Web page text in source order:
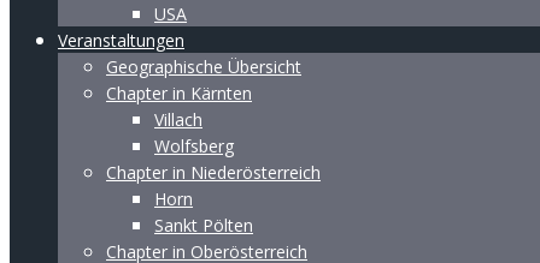
USA
Veranstaltungen
Geographische Übersicht
Chapter in Kärnten
Villach
Wolfsberg
Chapter in Niederösterreich
Horn
Sankt Pölten
Chapter in Oberösterreich